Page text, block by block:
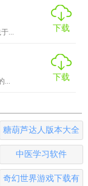
、图片、视频、
功能。
，支持定时备份
用户将文件分享
保数据安全。
...
下载
...
下载
糖葫芦达人版本大全
中医学习软件
奇幻世界游戏下载有